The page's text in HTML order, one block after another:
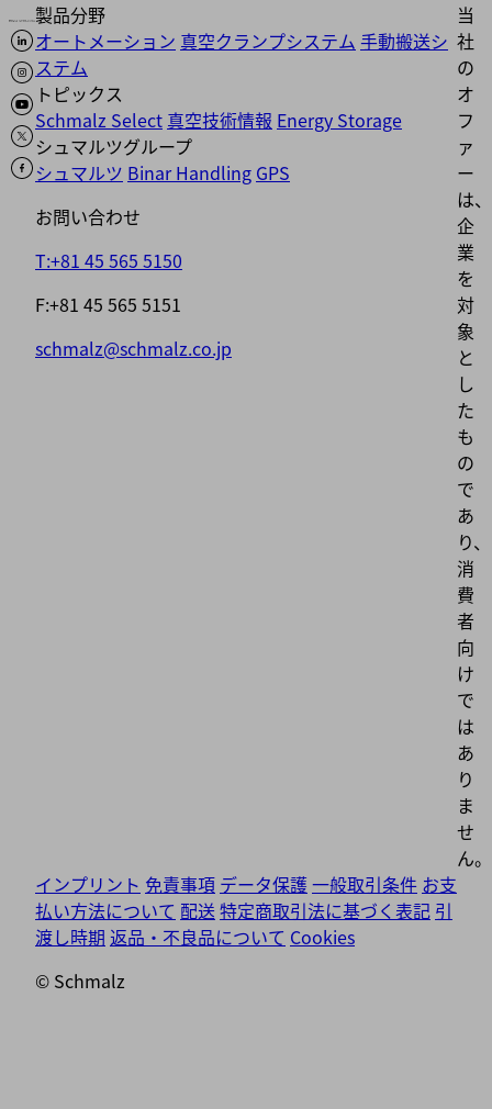
製品分野
オートメーション 真空クランプシステム 手動搬送シ
ステム
トピックス
Schmalz Select 真空技術情報 Energy Storage
シュマルツグループ
シュマルツ Binar Handling GPS
お問い合わせ
T:+81 45 565 5150
F:+81 45 565 5151
schmalz@schmalz.co.jp
当
社
の
オ
フ
ァ
ー
は、
企
業
を
対
象
と
し
た
も
の
で
あ
り、
消
費
者
向
け
で
は
あ
り
ま
せ
ん。
インプリント 免責事項 データ保護 一般取引条件 お支
払い方法について 配送特定商取引法に基づく表記 引
渡し時期 返品・不良品について Cookies
© Schmalz